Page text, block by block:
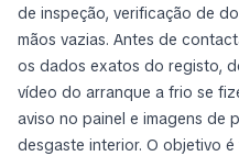
de inspeção, verificação de
mãos vazias. Antes de
os dados exatos do registo,
vídeo do arranque a frio se
aviso no painel e imagens de
desgaste interior. O objetivo